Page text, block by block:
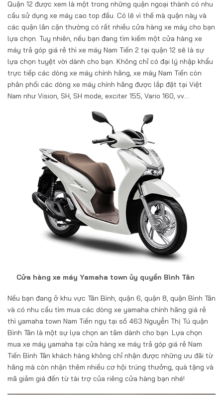
Quận 12 được xem là một trong những quận ngoại thành có nhu
cầu sử dụng xe máy cao top đầu. Có lẽ vì thế mà quận này và
các quận lân cận thường có rất nhiều cửa hàng xe máy cho bạn
lựa chọn. Tuy nhiên, nếu bạn đang tìm kiếm một cửa hàng xe
máy trả góp giá rẻ thì xe máy Nam Tiến 2 tại quận 12 sẽ là sự
lựa chọn tuyệt vời dành cho bạn. Không chỉ có đại lý nhập khẩu
trực tiếp các dòng xe máy chính hãng, xe máy Nam Tiến còn
phân phối các dòng xe máy chính hãng được lắp đặt tại Việt
Nam như Vision, SH, SH mode, exciter 155, Vario 160, vv….
Cửa hàng xe máy Yamaha town ủy quyền Bình Tân
Nếu bạn đang ở khu vực Tân Bình, quận 6, quận 8, quận Bình Tân
và có nhu cầu tìm mua các dòng xe yamaha chính hãng giá rẻ
thì yamaha town Nam Tiến ngụ tại số 463 Nguyễn Thị Tú quận
Bình Tân là một sự lựa chọn an tâm dành cho bạn. Lựa chọn
mua xe máy yamaha tại cửa hàng xe máy trả góp giá rẻ Nam
Tiến Bình Tân khách hàng không chỉ nhận được những ưu đãi từ
hãng mà còn nhận thêm nhiều cơ hội trúng thưởng, quà tặng và
mã giảm giá đến từ tài trợ của riêng cửa hàng bạn nhé!